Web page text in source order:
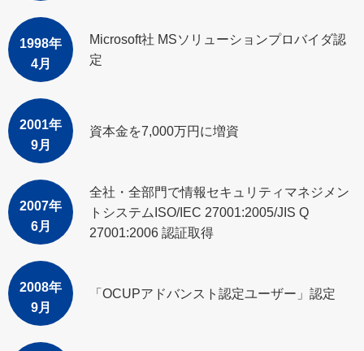
1998年
4月
Microsoft社 MSソリューションプロバイダ認
定
2001年
9月
資本金を7,000万円に増資
2007年
6月
全社・全部門で情報セキュリティマネジメン
トシステムISO/IEC 27001:2005/JIS Q
27001:2006 認証取得
2008年
9月
「OCUPアドバンスト認定ユーザー」認定